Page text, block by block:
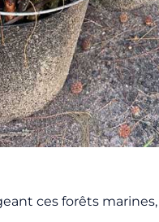
ces forêts